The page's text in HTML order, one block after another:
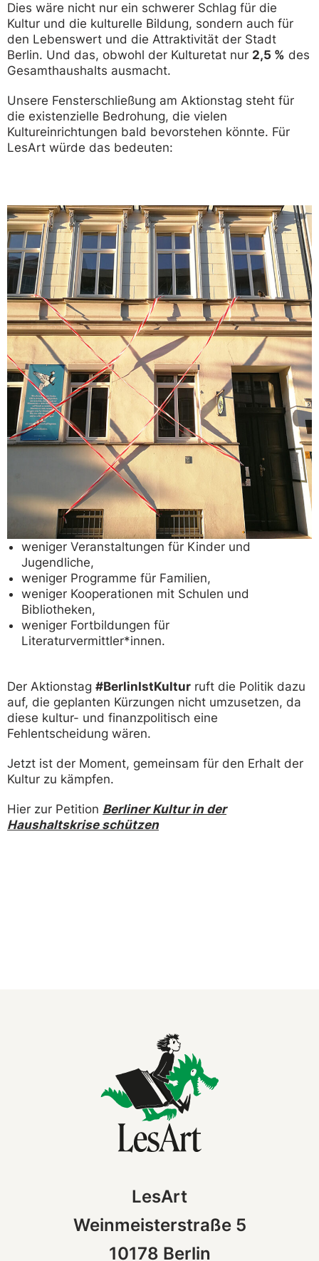
Dies wäre nicht nur ein schwerer Schlag für die
Kultur und die kulturelle Bildung, sondern auch für
den Lebenswert und die Attraktivität der Stadt
Berlin. Und das, obwohl der Kulturetat nur 2,5 % des
Gesamthaushalts ausmacht.
Unsere Fensterschließung am Aktionstag steht für
die existenzielle Bedrohung, die vielen
Kultureinrichtungen bald bevorstehen könnte. Für
LesArt würde das bedeuten:
weniger Veranstaltungen für Kinder und
Jugendliche,
weniger Programme für Familien,
weniger Kooperationen mit Schulen und
Bibliotheken,
weniger Fortbildungen für
Literaturvermittler*innen.
Der Aktionstag #BerlinIstKultur ruft die Politik dazu
auf, die geplanten Kürzungen nicht umzusetzen, da
diese kultur- und finanzpolitisch eine
Fehlentscheidung wären.
Jetzt ist der Moment, gemeinsam für den Erhalt der
Kultur zu kämpfen.
Hier zur Petition Berliner Kultur in der
Haushaltskrise schützen
LesArt
Weinmeisterstraße 5
10178 Berlin